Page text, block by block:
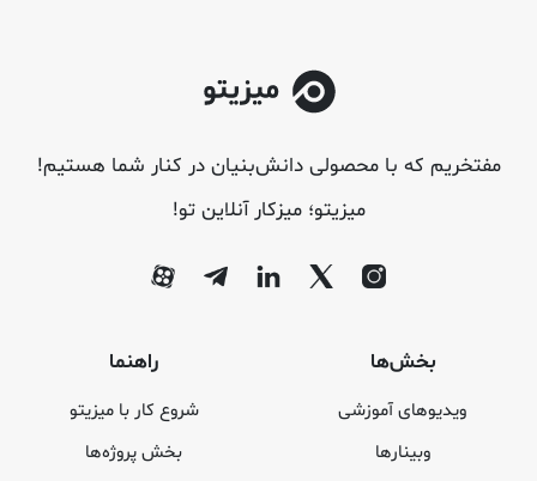
مفتخریم که با محصولی دانش‌بنیان در کنار شما هستیم!
میزیتو؛ میزکار آنلاین تو!
بخش‌ها
ویدیوهای آموزشی
وبینارها
راهنما
شروع کار با میزیتو
بخش پروژه‌ها